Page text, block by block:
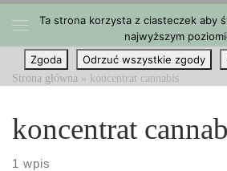
Przejdź do treści
Strona główna » koncentrat cannabis
koncentrat
1 wpis
Ta strona korzysta z ciasteczek aby
najwyższym
Zgoda
Odrzuć wszystkie zgody